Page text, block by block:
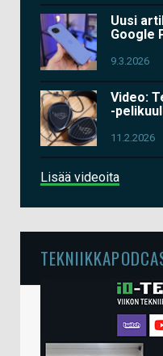
Uusi
Google
9.3.2026
Video:
-
11.2.2026
Lisää videoita